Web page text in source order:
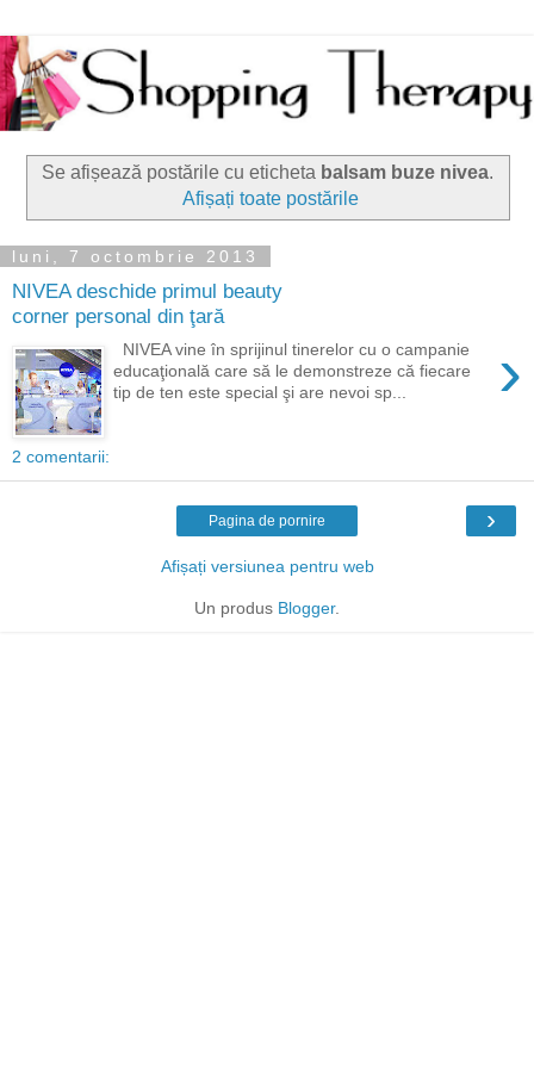
Se afișează postările cu eticheta balsam buze nivea.
Afișați toate postările
luni, 7 octombrie 2013
NIVEA deschide primul beauty
corner personal din ţară
›
NIVEA vine în sprijinul tinerelor cu o campanie
educaţională care să le demonstreze că fiecare
tip de ten este special şi are nevoi sp...
2 comentarii:
›
Pagina de pornire
Afișați versiunea pentru web
Un produs Blogger.